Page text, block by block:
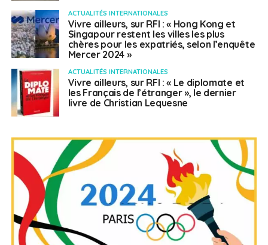
ACTUALITÉS INTERNATIONALES
Vivre ailleurs, sur RFI : « Hong Kong et
Singapour restent les villes les plus
chères pour les expatriés, selon l’enquête
Mercer 2024 »
ACTUALITÉS INTERNATIONALES
Vivre ailleurs, sur RFI : « Le diplomate et
les Français de l’étranger », le dernier
livre de Christian Lequesne